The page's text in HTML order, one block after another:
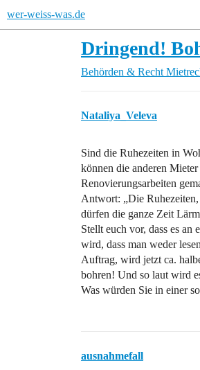
wer-weiss-was.de
Dringend!
Behörden & Recht
Nataliya_Veleva
Sind die Ruhezeiten in
können die anderen
Renovierungsarbeiten
Antwort: „Die
dürfen die ganze Zeit
Stellt euch vor, dass es
wird, dass man weder
Auftrag, wird jetzt ca.
bohren! Und so laut wird
Was würden Sie in einer
ausnahmefall